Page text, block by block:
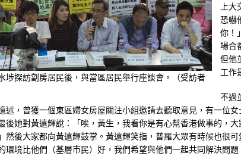
埗探訪劏房居民後，與當區居民舉行座談會。（受訪者
上
恐嚇
你！
場合
但他
工作
不過
述，曾獲一個東區婦女房屋關注小組邀請去聽取意見，有一位
後她對黃遠輝說：「唉，黃生，我看你是有心幫香港做事的，
然後大家都向黃遠輝鼓掌。黃遠輝笑指，普羅大眾有時候也很
環境比他們（基層市民）好，我們希望與他們一起共同解決問題